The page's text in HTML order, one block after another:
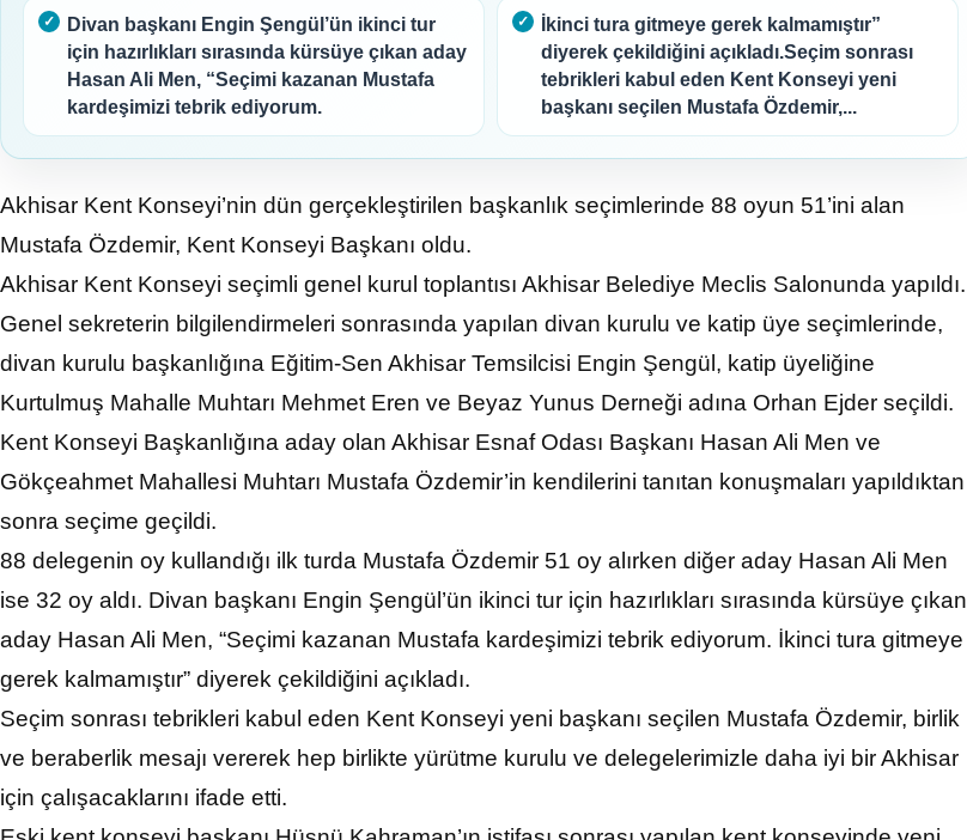
Divan başkanı Engin Şengül’ün ikinci tur
için hazırlıkları sırasında kürsüye çıkan aday
Hasan Ali Men, “Seçimi kazanan Mustafa
kardeşimizi tebrik ediyorum.
İkinci tura gitmeye gerek kalmamıştır”
diyerek çekildiğini açıkladı.Seçim sonrası
tebrikleri kabul eden Kent Konseyi yeni
başkanı seçilen Mustafa Özdemir,...
Akhisar Kent Konseyi’nin dün gerçekleştirilen başkanlık seçimlerinde 88 oyun 51’ini alan
Mustafa Özdemir, Kent Konseyi Başkanı oldu.
Akhisar Kent Konseyi seçimli genel kurul toplantısı Akhisar Belediye Meclis Salonunda yapıldı.
Genel sekreterin bilgilendirmeleri sonrasında yapılan divan kurulu ve katip üye seçimlerinde,
divan kurulu başkanlığına Eğitim-Sen Akhisar Temsilcisi Engin Şengül, katip üyeliğine
Kurtulmuş Mahalle Muhtarı Mehmet Eren ve Beyaz Yunus Derneği adına Orhan Ejder seçildi.
Kent Konseyi Başkanlığına aday olan Akhisar Esnaf Odası Başkanı Hasan Ali Men ve
Gökçeahmet Mahallesi Muhtarı Mustafa Özdemir’in kendilerini tanıtan konuşmaları yapıldıktan
sonra seçime geçildi.
88 delegenin oy kullandığı ilk turda Mustafa Özdemir 51 oy alırken diğer aday Hasan Ali Men
ise 32 oy aldı. Divan başkanı Engin Şengül’ün ikinci tur için hazırlıkları sırasında kürsüye çıkan
aday Hasan Ali Men, “Seçimi kazanan Mustafa kardeşimizi tebrik ediyorum. İkinci tura gitmeye
gerek kalmamıştır” diyerek çekildiğini açıkladı.
Seçim sonrası tebrikleri kabul eden Kent Konseyi yeni başkanı seçilen Mustafa Özdemir, birlik
ve beraberlik mesajı vererek hep birlikte yürütme kurulu ve delegelerimizle daha iyi bir Akhisar
için çalışacaklarını ifade etti.